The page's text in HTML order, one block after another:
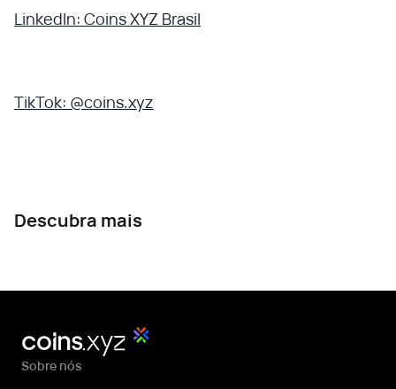
LinkedIn: Coins XYZ Brasil
TikTok: @coins.xyz
Descubra mais
Sobre nós